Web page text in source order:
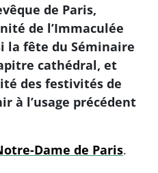
de Paris,
de l’Immaculée
la fête du Séminaire
cathédral, et
des festivités de
à l’usage précédent
Dame de Paris.